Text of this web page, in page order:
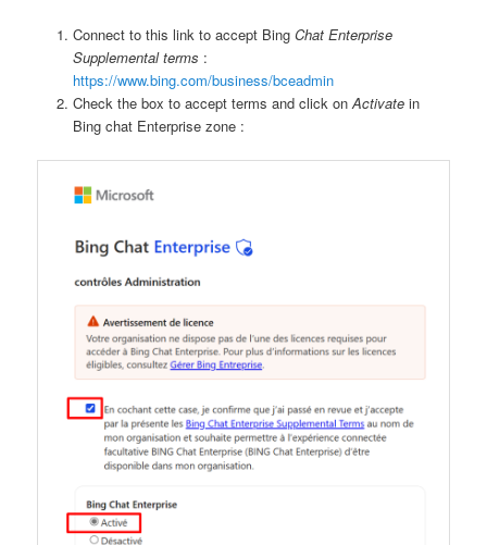
Connect to this link to accept Bing Chat Enterprise
Supplemental terms :
https://www.bing.com/business/bceadmin
Check the box to accept terms and click on Activate in
Bing chat Enterprise zone :